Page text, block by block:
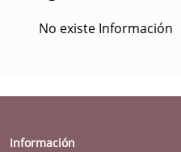
No existe Información
Información